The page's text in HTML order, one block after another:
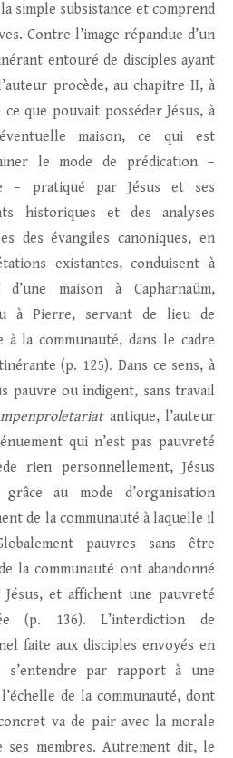
simple subsistance et comprend
Contre l’image répandue d’un
entouré de disciples ayant
procède, au chapitre II, à
que pouvait posséder Jésus, à
maison, ce qui est
le mode de prédication –
– pratiqué par Jésus et ses
historiques et des analyses
des évangiles canoniques, en
existantes, conduisent à
maison à Capharnaüm,
à Pierre, servant de lieu de
à la communauté, dans le cadre
(p. 125). Dans ce sens, à
pauvre ou indigent, sans travail
antique, l’auteur
qui n’est pas pauvreté
rien personnellement, Jésus
au mode d’organisation
de la communauté à laquelle il
pauvres sans être
la communauté ont abandonné
et affichent une pauvreté
(p. 136). L’interdiction de
faite aux disciples envoyés en
par rapport à une
de la communauté, dont
va de pair avec la morale
ses membres. Autrement dit, le